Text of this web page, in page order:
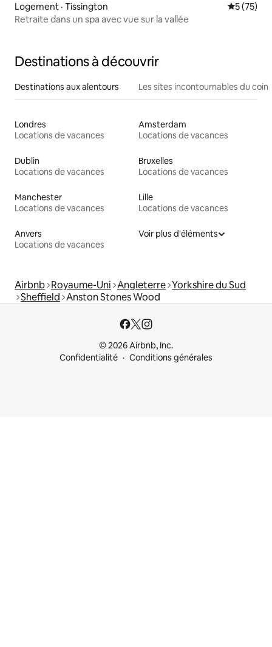
Logement · Tissington Note
5 (75)
Retraite dans un spa avec vue sur la vallée
Destinations à découvrir
Destinations aux alentours Les sites incontournables du coin
Londres
Locations de vacances
Amsterdam
Locations de vacances
Dublin
Locations de vacances
Bruxelles
Locations de vacances
Manchester
Locations de vacances
Lille
Locations de vacances
Anvers
Locations de vacances
Voir plus d'éléments
Airbnb Royaume-Uni Angleterre Yorkshire du Sud
Sheffield Anston Stones Wood
© 2026 Airbnb, Inc.
Confidentialité
Conditions générales